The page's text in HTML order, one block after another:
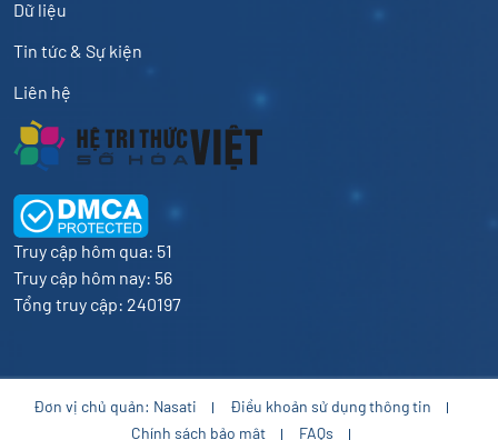
Dữ liệu
Tin tức & Sự kiện
Liên hệ
Truy cập hôm qua: 51
Truy cập hôm nay: 56
Tổng truy cập: 240197
Đơn vị chủ quản: Nasati
Điều khoản sử dụng thông tin
Chính sách bảo mật
FAQs